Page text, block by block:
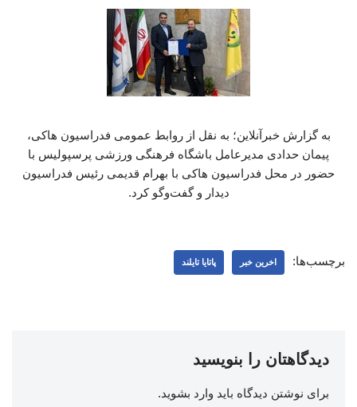
به گزارش خبرآنلاین؛ به نقل از روابط عمومی فدراسیون هاکی،
پیمان حدادی مدیرعامل باشگاه فرهنگی ورزشی پرسپولیس با
حضور در محل فدراسیون هاکی با بهرام قدیمی رئیس فدراسیون
دیدار و گفت‌وگو کرد.
برچسب‌ها: اخرین خبر پاتایا تایلند
دیدگاهتان را بنویسید
برای نوشتن دیدگاه باید وارد بشوید.